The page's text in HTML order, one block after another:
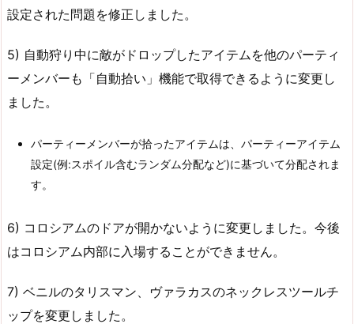
設定された問題を修正しました。
5) 自動狩り中に敵がドロップしたアイテムを他のパーティ
ーメンバーも「自動拾い」機能で取得できるように変更し
ました。
パーティーメンバーが拾ったアイテムは、パーティーアイテム
設定(例:スポイル含むランダム分配など)に基づいて分配されま
す。
6) コロシアムのドアが開かないように変更しました。今後
はコロシアム内部に入場することができません。
7) ベニルのタリスマン、ヴァラカスのネックレスツールチ
ップを変更しました。